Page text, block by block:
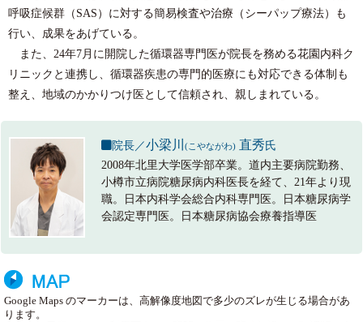
呼吸症候群（SAS）に対する簡易検査や治療（シーパップ療法）も
行い、成果をあげている。
また、24年7月に開院した循環器専門医が院長を務める花園内科ク
リニックと連携し、循環器疾患の専門的医療にも対応できる体制も
整え、地域のかかりつけ医として信頼され、親しまれている。
院長／小梁川(こやながわ) 直秀氏
2008年北里大学医学部卒業。道内主要病院勤務、
小樽市立病院糖尿病内科医長を経て、21年より現
職。日本内科学会総合内科専門医。日本糖尿病学
会認定専門医。日本糖尿病協会療養指導医
Google Maps のマーカーは、高解像度地図で多少のズレが生じる場合があ
ります。